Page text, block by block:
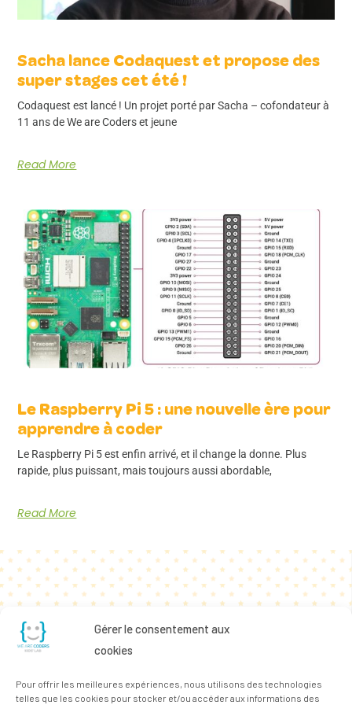
Gérer le consentement aux
cookies
Pour offrir les meilleures expériences, nous utilisons des technologies
telles que les cookies pour stocker et/ou accéder aux informations des
Sacha lance Codaquest et propose des
super stages cet été !
Codaquest est lancé ! Un projet porté par Sacha – cofondateur à
11 ans de We are Coders et jeune
Read More
Le Raspberry Pi 5 : une nouvelle ère pour
apprendre à coder
Le Raspberry Pi 5 est enfin arrivé, et il change la donne. Plus
rapide, plus puissant, mais toujours aussi abordable,
Read More